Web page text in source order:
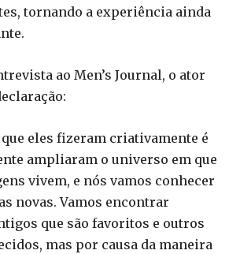
tornando a experiência ainda
ao Men’s Journal, o ator
que eles fizeram criativamente é
ampliaram o universo em que
vivem, e nós vamos conhecer
novas. Vamos encontrar
que são favoritos e outros
mas por causa da maneira